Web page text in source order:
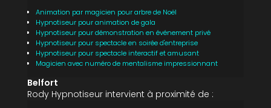
Animation par magicien pour arbre de Noël
Hypnotiseur pour animation de gala
Hypnotiseur pour démonstration en événement privé
Hypnotiseur pour spectacle en soirée d'entreprise
Hypnotiseur pour spectacle interactif et amusant
Magicien avec numéro de mentalisme impressionnant
Belfort
Rody Hypnotiseur intervient à proximité de :